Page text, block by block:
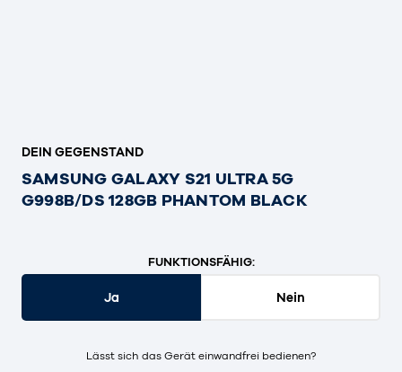
DEIN GEGENSTAND
SAMSUNG GALAXY S21 ULTRA 5G
G998B/DS 128GB PHANTOM BLACK
FUNKTIONSFÄHIG:
Ja Nein
Lässt sich das Gerät einwandfrei bedienen?